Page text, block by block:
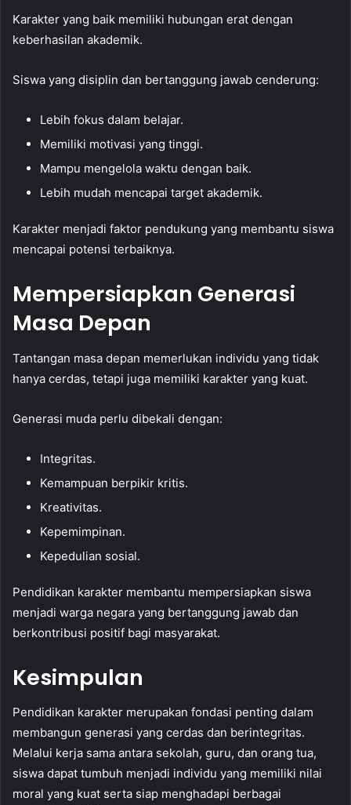
Karakter yang baik memiliki hubungan erat dengan
keberhasilan akademik.
Siswa yang disiplin dan bertanggung jawab cenderung:
Lebih fokus dalam belajar.
Memiliki motivasi yang tinggi.
Mampu mengelola waktu dengan baik.
Lebih mudah mencapai target akademik.
Karakter menjadi faktor pendukung yang membantu siswa
mencapai potensi terbaiknya.
Mempersiapkan Generasi
Masa Depan
Tantangan masa depan memerlukan individu yang tidak
hanya cerdas, tetapi juga memiliki karakter yang kuat.
Generasi muda perlu dibekali dengan:
Integritas.
Kemampuan berpikir kritis.
Kreativitas.
Kepemimpinan.
Kepedulian sosial.
Pendidikan karakter membantu mempersiapkan siswa
menjadi warga negara yang bertanggung jawab dan
berkontribusi positif bagi masyarakat.
Kesimpulan
Pendidikan karakter merupakan fondasi penting dalam
membangun generasi yang cerdas dan berintegritas.
Melalui kerja sama antara sekolah, guru, dan orang tua,
siswa dapat tumbuh menjadi individu yang memiliki nilai
moral yang kuat serta siap menghadapi berbagai